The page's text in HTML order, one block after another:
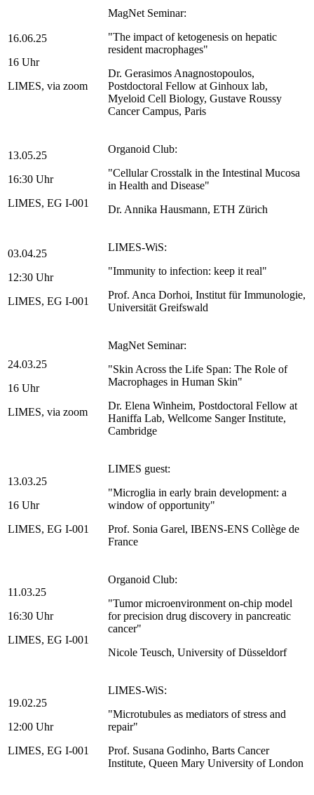
16.06.25
16 Uhr
LIMES, via zoom
MagNet Seminar:
"The impact of ketogenesis on hepatic
resident macrophages"
Dr. Gerasimos Anagnostopoulos,
Postdoctoral Fellow at Ginhoux lab,
Myeloid Cell Biology, Gustave Roussy
Cancer Campus, Paris
13.05.25
16:30 Uhr
LIMES, EG I-001
Organoid Club:
"Cellular Crosstalk in the Intestinal Mucosa
in Health and Disease"
Dr. Annika Hausmann, ETH Zürich
03.04.25
12:30 Uhr
LIMES, EG I-001
LIMES-WiS:
"Immunity to infection: keep it real"
Prof. Anca Dorhoi, Institut für Immunologie,
Universität Greifswald
24.03.25
16 Uhr
LIMES, via zoom
MagNet Seminar:
"Skin Across the Life Span: The Role of
Macrophages in Human Skin"
Dr. Elena Winheim, Postdoctoral Fellow at
Haniffa Lab, Wellcome Sanger Institute,
Cambridge
13.03.25
16 Uhr
LIMES, EG I-001
LIMES guest:
"Microglia in early brain development: a
window of opportunity"
Prof. Sonia Garel, IBENS-ENS Collège de
France
11.03.25
16:30 Uhr
LIMES, EG I-001
Organoid Club:
"Tumor microenvironment on-chip model
for precision drug discovery in pancreatic
cancer"
Nicole Teusch, University of Düsseldorf
19.02.25
12:00 Uhr
LIMES, EG I-001
LIMES-WiS:
"Microtubules as mediators of stress and
repair"
Prof. Susana Godinho, Barts Cancer
Institute, Queen Mary University of London